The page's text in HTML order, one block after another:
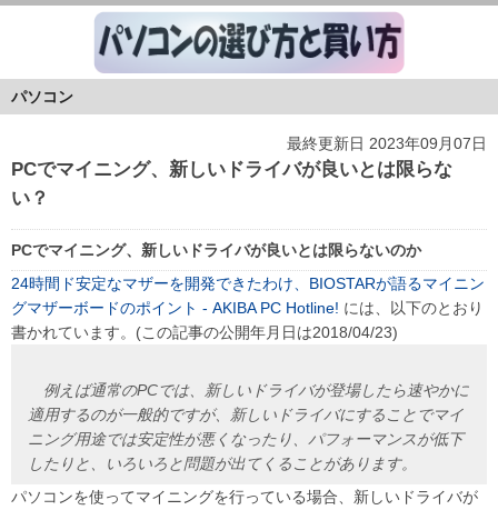
パソコン
最終更新日 2023年09月07日
PCでマイニング、新しいドライバが良いとは限らな
い？
PCでマイニング、新しいドライバが良いとは限らないのか
24時間ド安定なマザーを開発できたわけ、BIOSTARが語るマイニン
グマザーボードのポイント - AKIBA PC Hotline! には、以下のとおり
書かれています。(この記事の公開年月日は2018/04/23)
例えば通常のPCでは、新しいドライバが登場したら速やかに
適用するのが一般的ですが、新しいドライバにすることでマイ
ニング用途では安定性が悪くなったり、パフォーマンスが低下
したりと、いろいろと問題が出てくることがあります。
パソコンを使ってマイニングを行っている場合、新しいドライバが